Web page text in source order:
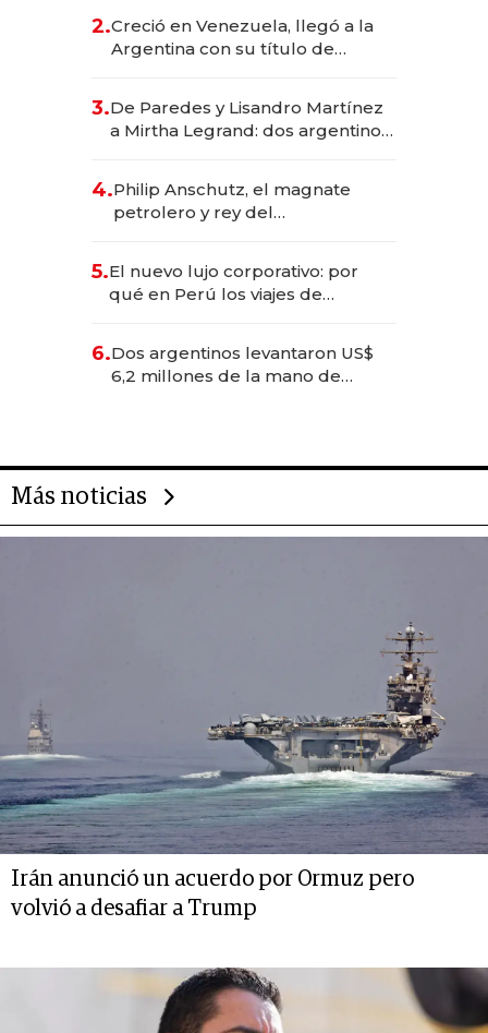
2.Creció en Venezuela, llegó a la
Argentina con su título de
las marcas "fast premium"
3.De Paredes y Lisandro Martínez
a Mirtha Legrand: dos argentinos
4.Philip Anschutz, el magnate
petrolero y rey del
Fénix
5.El nuevo lujo corporativo: por
qué en Perú los viajes de
para convertirse en experiencias
transformadoras
6.Dos argentinos levantaron US$
6,2 millones de la mano de
Más noticias
Irán anunció un acuerdo por Ormuz pero
volvió a desafiar a Trump